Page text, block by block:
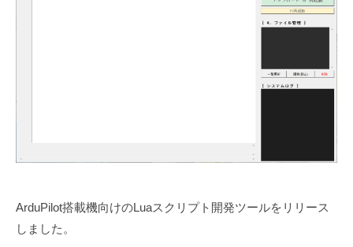
ArduPilot搭載機向けのLuaスクリプト開発ツールをリリース
しました。